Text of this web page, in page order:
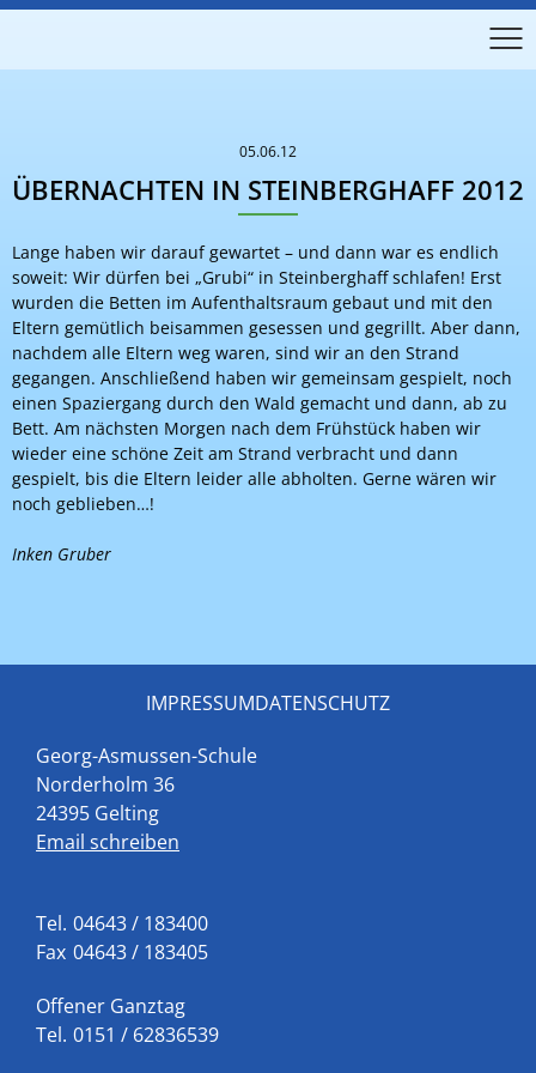
05.06.12
ÜBERNACHTEN IN STEINBERGHAFF 2012
Lange haben wir darauf gewartet – und dann war es endlich
soweit: Wir dürfen bei „Grubi“ in Steinberghaff schlafen! Erst
wurden die Betten im Aufenthaltsraum gebaut und mit den
Eltern gemütlich beisammen gesessen und gegrillt. Aber dann,
nachdem alle Eltern weg waren, sind wir an den Strand
gegangen. Anschließend haben wir gemeinsam gespielt, noch
einen Spaziergang durch den Wald gemacht und dann, ab zu
Bett. Am nächsten Morgen nach dem Frühstück haben wir
wieder eine schöne Zeit am Strand verbracht und dann
gespielt, bis die Eltern leider alle abholten. Gerne wären wir
noch geblieben…!
Inken Gruber
Georg-Asmussen-Schule
Norderholm 36
24395 Gelting
Email schreiben
Tel. 04643 / 183400
Fax 04643 / 183405
Offener Ganztag
Tel. 0151 / 62836539
IMPRESSUMDATENSCHUTZ